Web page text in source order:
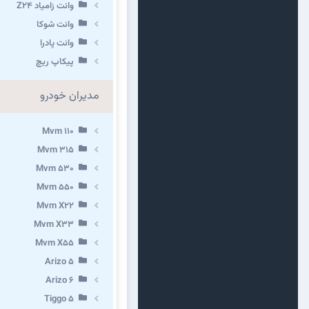
وانت زامیاد Z24
وانت شوکا
وانت پادرا
پیکاپ ریچ
مدیران خودرو
Mvm 110
Mvm 315
Mvm 530
Mvm 550
Mvm X22
Mvm X33
Mvm X55
Arizo 5
Arizo 6
Tiggo 5